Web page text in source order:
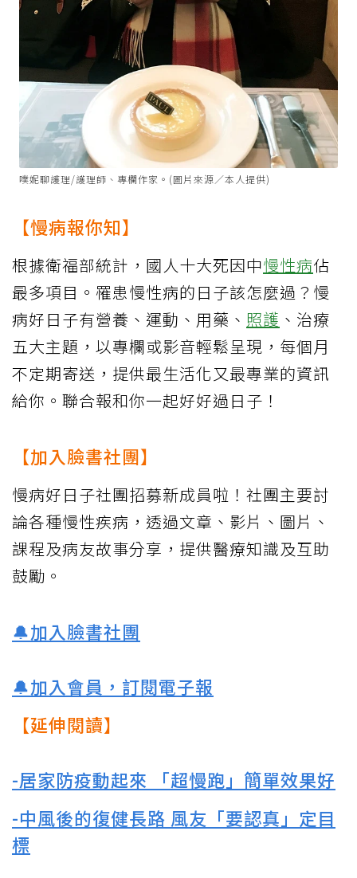
噗妮聊護理/護理師、專欄作家。(圖片來源／本人提供)
【慢病報你知】
根據衛福部統計，國人十大死因中慢性病佔
最多項目。罹患慢性病的日子該怎麼過？慢
病好日子有營養、運動、用藥、 照護 、治療
五大主題，以專欄或影音輕鬆呈現，每個月
不定期寄送，提供最生活化又最專業的資訊
給你。聯合報和你一起好好過日子！
【加入臉書社團】
慢病好日子社團招募新成員啦！社團主要討
論各種慢性疾病，透過文章、影片、圖片、
課程及病友故事分享，提供醫療知識及互助
鼓勵。
🔔加入臉書社團
🔔加入會員，訂閱電子報
【延伸閱讀】
-居家防疫動起來 「超慢跑」簡單效果好
-中風後的復健長路 風友「要認真」定目
標